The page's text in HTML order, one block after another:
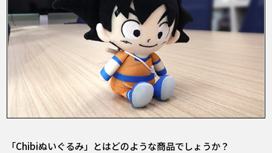
――「Chibiぬいぐるみ」とはどのような商品でしょうか？